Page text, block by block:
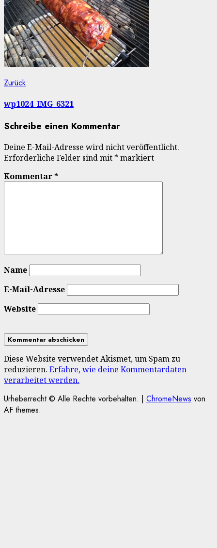
Beitragsnavigation
ZurückVorheriger
wp1024_IMG_6321
Schreibe einen Kommentar
Deine E-Mail-Adresse wird nicht veröffentlicht.
Erforderliche Felder sind mit * markiert
Kommentar*
Name
E-Mail-Adresse
Website
Diese Website verwendet Akismet, um Spam zu
reduzieren. Erfahre, wie deine Kommentardaten
verarbeitet werden.
Urheberrecht © Alle Rechte vorbehalten. | ChromeNews von
AF themes.